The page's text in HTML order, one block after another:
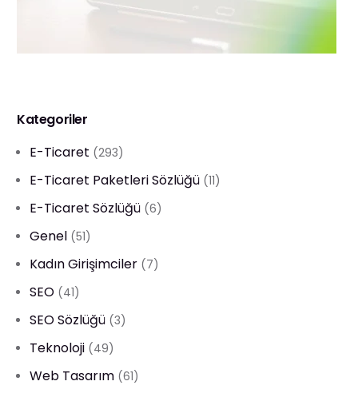
Kategoriler
E-Ticaret (293)
E-Ticaret Paketleri Sözlüğü (11)
E-Ticaret Sözlüğü (6)
Genel (51)
Kadın Girişimciler (7)
SEO (41)
SEO Sözlüğü (3)
Teknoloji (49)
Web Tasarım (61)